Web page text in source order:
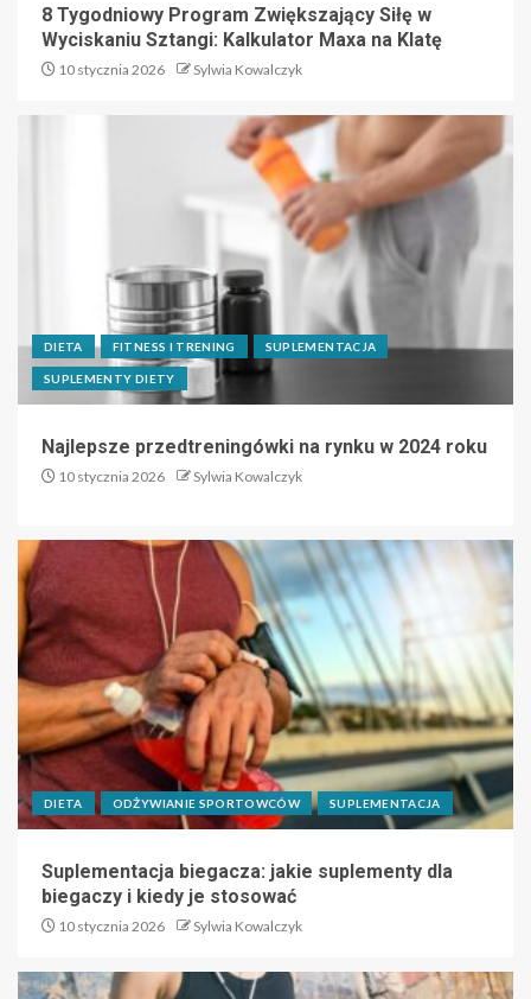
8 Tygodniowy Program Zwiększający Siłę w
Wyciskaniu Sztangi: Kalkulator Maxa na Klatę
10 stycznia 2026 Sylwia Kowalczyk
DIETA FITNESS I TRENING SUPLEMENTACJA
SUPLEMENTY DIETY
Najlepsze przedtreningówki na rynku w 2024 roku
10 stycznia 2026 Sylwia Kowalczyk
DIETA ODŻYWIANIE SPORTOWCÓW SUPLEMENTACJA
Suplementacja biegacza: jakie suplementy dla
biegaczy i kiedy je stosować
10 stycznia 2026 Sylwia Kowalczyk